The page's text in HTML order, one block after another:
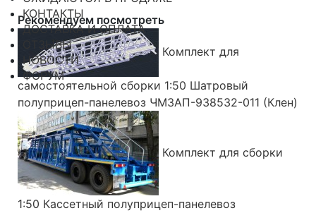
КОНТАКТЫ
ДОСТАВКА И ОПЛАТА
ОТЗЫВЫ
НОВОСТИ
ФОРУМ
Рекомендуем посмотреть
Комплект для
самостоятельной сборки 1:50 Шатровый
полуприцеп-панелевоз ЧМЗАП-938532-011 (Клен)
Комплект для сборки
1:50 Кассетный полуприцеп-панелевоз